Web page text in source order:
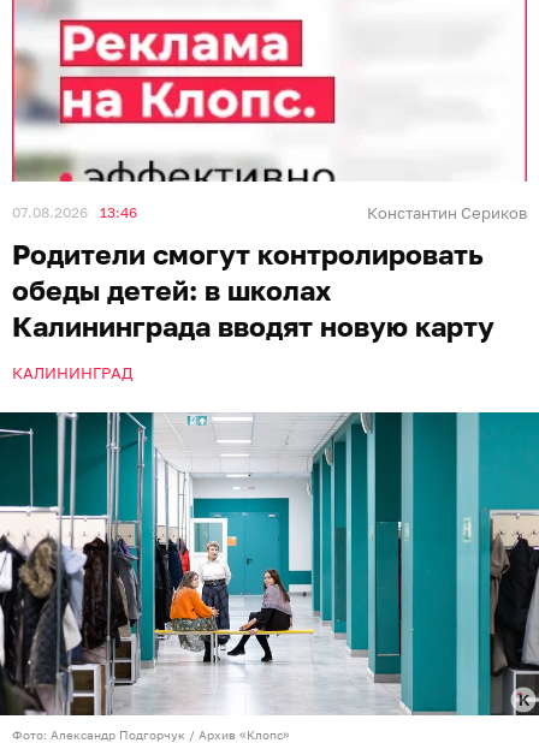
07.08.2026 13:46 Константин Сериков
Родители смогут контролировать
обеды детей: в школах
Калининграда вводят новую карту
КАЛИНИНГРАД
Фото: Александр Подгорчук / Архив «Клопс»